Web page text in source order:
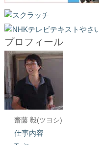
プロフィール
齋藤 毅(ツヨシ)
仕事内容